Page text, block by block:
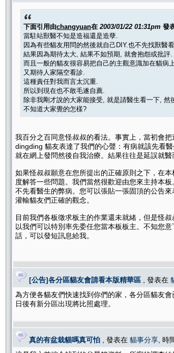
下面引用由changyuan在 2003/01/22 01:31pm 發
當駐站獸醫不知是造福還是造孽.
因為有些貓友用問的然後就自己DIY.也不先找獸醫看.
結果因為期待太大, 結果不如預期, 就會抱怨或批評.
而且一般的貓友很容易把自己的主觀意識加在貓病
又期待人家隔空看診.
這種責任對我而言太沉重.
所以到現在也不敢毛遂自薦.
除非我剛才說的大家能接受, 就是請醫生看一下,
不知道大家覺的怎樣?
我百分之百同意怪叔叔的看法。事實上，當初會
dingding 貓友表達了我們的心聲：有病就該先看
就在網上發問然後自我治療。結果往往是延誤就醫
如果怪叔叔願意在您所提出的正確原則之下，在
度解答一些問題。我們當然很歡迎由您來主持本
不先看醫生的弊病。您可以張貼一張固頂的公告
灌輸貓友們正確的觀念。
目前我們各板徵求板主的作業還未就緒，但是怪
以我們可以特別率先委任您當本板板主。不知您
話，可以發短訊息給我。
[公告]各分區貓友會請看本版精華區 , 發表在
為方便各貓友們快速找到你們的家，各分區貓友會
日後有新分區出現將比照處理。
真的有盆栽貓嗎真可怕 , 發表在 貓事分享 ,